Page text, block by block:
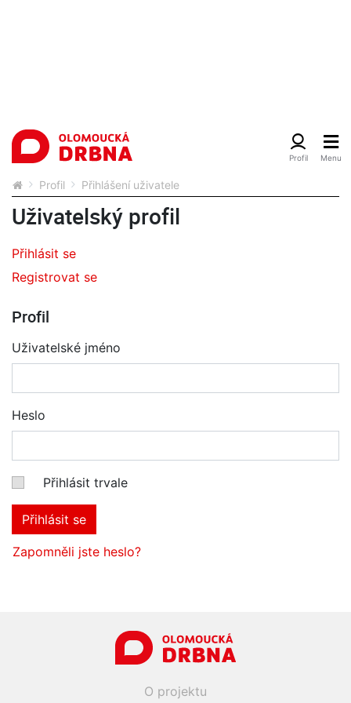
Profil Přihlášení uživatele
Uživatelský profil
Přihlásit se
Registrovat se
Profil
Uživatelské jméno
Heslo
Přihlásit trvale
Přihlásit se
Zapomněli jste heslo?
O projektu